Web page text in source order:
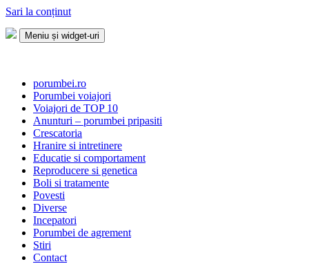
Sari la conținut
Meniu și widget-uri
porumbei.ro
Porumbei voiajori
Voiajori de TOP 10
Anunturi – porumbei pripasiti
Crescatoria
Hranire si intretinere
Educatie si comportament
Reproducere si genetica
Boli si tratamente
Povesti
Diverse
Incepatori
Porumbei de agrement
Stiri
Contact